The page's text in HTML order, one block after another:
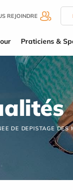
REJOINDRE
Praticiens &
DE DEPISTAGE DES